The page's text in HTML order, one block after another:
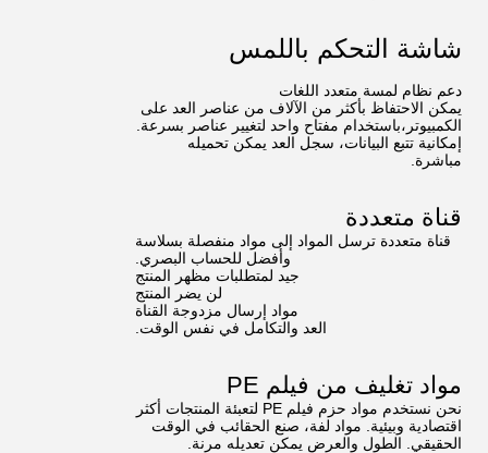
شاشة التحكم باللمس
دعم نظام لمسة متعدد اللغات
يمكن الاحتفاظ بأكثر من الآلاف من عناصر العد على
الكمبيوتر،باستخدام مفتاح واحد لتغيير عناصر بسرعة.
إمكانية تتبع البيانات، سجل العد يمكن تحميله
مباشرة.
قناة متعددة
قناة متعددة ترسل المواد إلى مواد منفصلة بسلاسة
وأفضل للحساب البصري.
جيد لمتطلبات مظهر المنتج
لن يضر المنتج
مواد إرسال مزدوجة القناة
العد والتكامل في نفس الوقت.
مواد تغليف من فيلم PE
نحن نستخدم مواد حزم فيلم PE لتعبئة المنتجات أكثر
اقتصادية وبيئية. مواد لفة، صنع الحقائب في الوقت
الحقيقي. الطول والعرض يمكن تعديله مرنة.